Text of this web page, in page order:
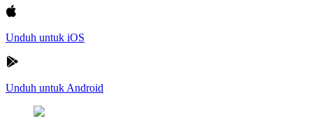
Unduh untuk iOS
Unduh untuk Android